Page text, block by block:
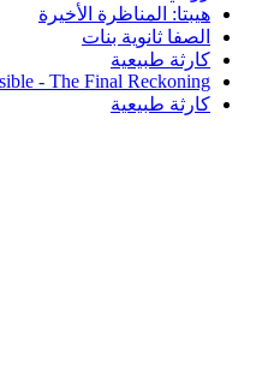
هيبتا: المناظرة الأخيرة
الصفا ثانوية بنات
كارثة طبيعية
- The Final Reckoning
كارثة طبيعية